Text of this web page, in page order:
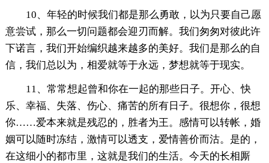
10、年轻的时候我们都是那么勇敢，以为只要自己愿
意尝试，那么一切问题都会迎刃而解。我们匆匆对彼此许
下诺言，我们开始编织越来越多的美好。我们是那么的自
信，我们总以为，相爱就等于永远，梦想就等于现实。
11、常常想起曾和你在一起的那些日子。开心、快
乐、幸福、失落、伤心、痛苦的所有日子。很想你，很想
你……爱本来就是残忍的，胜者为王。感情可以转帐，婚
姻可以随时冻结，激情可以透支，爱情善价而沽。是的，
在这细小的都市里，这就是我们的生活。今天的长相厮